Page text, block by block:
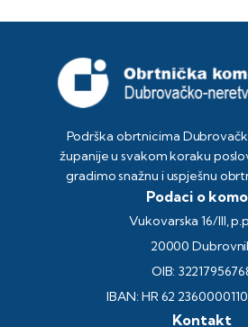
Podrška obrtnicima
županije u svakom koraku
gradimo snažnu i uspješnu
Podaci o
Vukovarska 16/III,
20000
OIB:
IBAN: HR 62
Kontakt